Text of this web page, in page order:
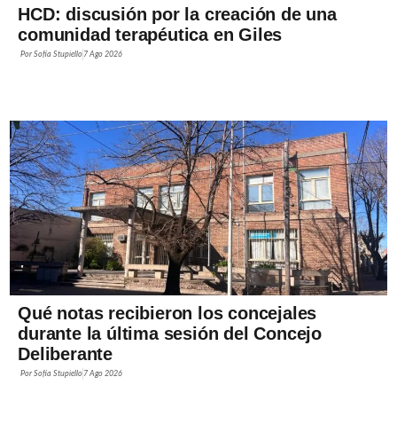
HCD: discusión por la creación de una
comunidad terapéutica en Giles
PorSofía Stupiello 7 Ago 2026
Qué notas recibieron los concejales
durante la última sesión del Concejo
Deliberante
PorSofía Stupiello 7 Ago 2026